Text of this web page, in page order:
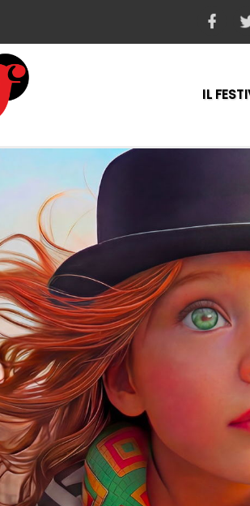
IL